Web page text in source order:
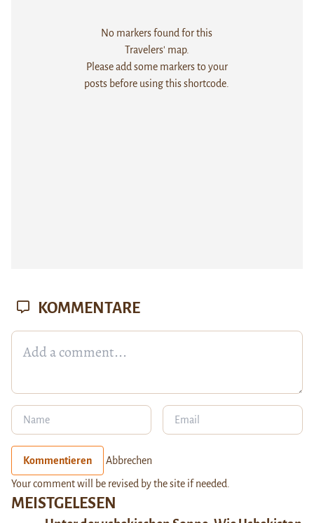
No markers found for this
Travelers' map.
Please add some markers to your
posts before using this shortcode.
MEISTGELESEN
KOMMENTARE
Kommentieren Abbrechen
Your comment will be revised by the site if needed.